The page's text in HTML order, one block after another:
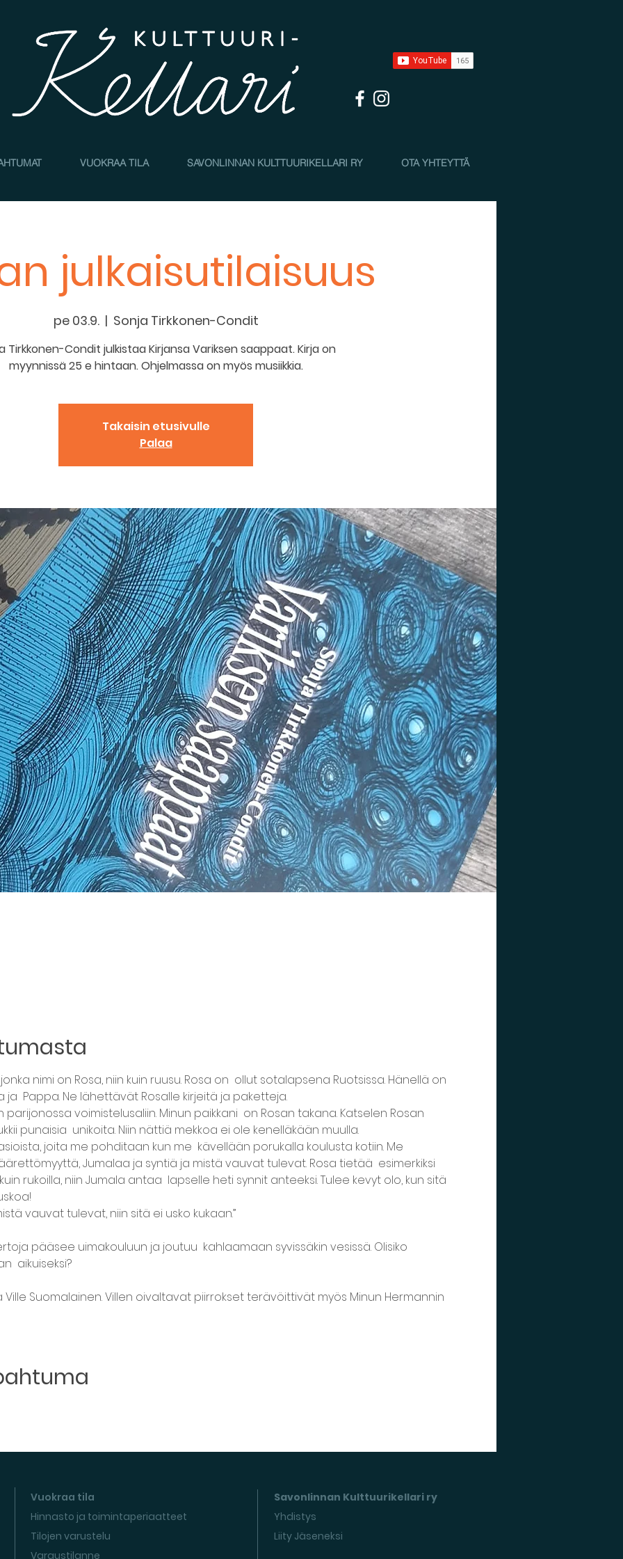
VUOKRAA TILA SAVONLINNAN KULTTUURIKELLARI RY OTA YHTEYTTÄ
julkaisutilaisuus
pe 03.9.
  |
Sonja Tirkkonen-Condit
Tirkkonen-Condit julkistaa Kirjansa Variksen saappaat. Kirja on
myynnissä 25 e hintaan. Ohjelmassa on myös musiikkia.
Takaisin etusivulle
Palaa
nimi on Rosa, niin kuin ruusu. Rosa on  ollut sotalapsena Ruotsissa. Hänellä on
ja  Pappa. Ne lähettävät Rosalle kirjeitä ja paketteja.
voimistelusaliin. Minun paikkani  on Rosan takana. Katselen Rosan
punaisia  unikoita. Niin nättiä mekkoa ei ole kenelläkään muulla.
joita me pohditaan kun me  kävellään porukalla koulusta kotiin. Me
Jumalaa ja syntiä ja mistä vauvat tulevat. Rosa tietää  esimerkiksi
rukoilla, niin Jumala antaa  lapselle heti synnit anteeksi. Tulee kevyt olo, kun sitä
pääsee uimakouluun ja joutuu  kahlaamaan syvissäkin vesissä. Olisiko
aikuiseksi?
Ville Suomalainen. Villen oivaltavat piirrokset terävöittivät myös Minun Hermannin
Vuokraa tila
Hinnasto ja toimintaperiaatteet
Tilojen varustelu
Varaustilanne
Savonlinnan Kulttuurikellari ry
Yhdistys
Liity Jäseneksi